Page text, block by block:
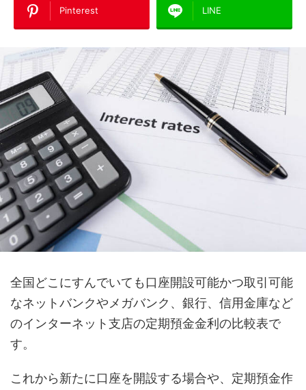
Pinterest LINE
全国どこにすんでいても口座開設可能かつ取引可能
なネットバンクやメガバンク、銀行、信用金庫など
のインターネット支店の定期預金金利の比較表で
す。
これから新たに口座を開設する場合や、定期預金作